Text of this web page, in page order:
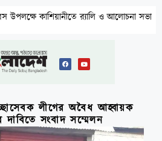
র‍্যালি ও আলোচনা সভা অনুষ্ঠিত
লীগের অবৈধ আহ্বায়ক
দাবিতে সংবাদ সম্মেলন